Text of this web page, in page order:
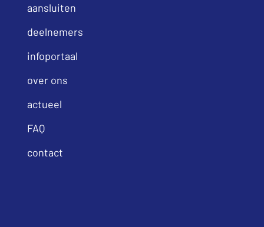
aansluiten
deelnemers
infoportaal
over ons
actueel
FAQ
contact